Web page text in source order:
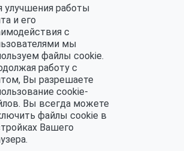
персональных данных
улучшения работы
и его
с
мы
файлы cookie.
работу с
Вы разрешаете
cookie-
Вы всегда можете
файлы cookie в
Вашего